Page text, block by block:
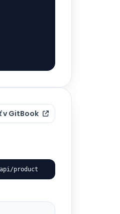
v GitBook
product